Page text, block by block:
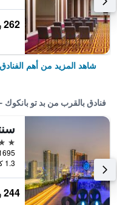
262 ﷼
شاهد المزيد من أهم
فنادق بالقرب من بد تو
5 نجوم
1.3 كيلومتر عن وسط المدينة
244 ﷼